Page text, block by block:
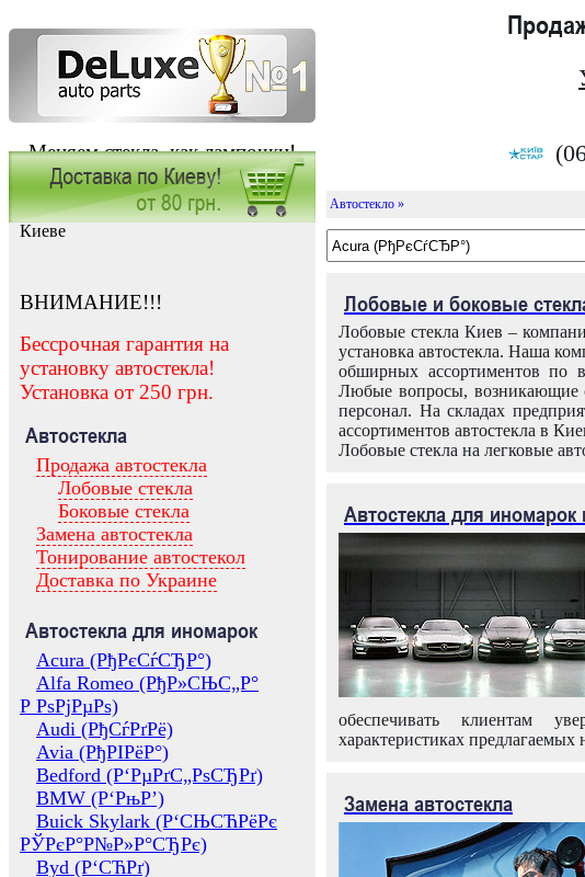
Меняем стекла, как лампочки!
Заказать установку автостекла в
Киеве
ВНИМАНИЕ!!!
Бессрочная гарантия на
установку автостекла!
Установка от 250 грн.
Автостекла
Продажа автостекла
Лобовые стекла
Боковые стекла
Замена автостекла
Тонирование автостекол
Доставка по Украине
Автостекла для иномарок
Acura (РђРєСѓСЂР°)
Alfa Romeo (РђР»СЊС„Р°
Р РѕРјРµРѕ)
Audi (РђСѓРґРё)
Avia (РђРІРёР°)
Bedford (Р‘РµРґС„РѕСЂРґ)
BMW (Р‘РњР’)
Buick Skylark (Р‘СЊСЋРёРє
РЎРєР°Р№Р»Р°СЂРє)
Byd (Р‘СЋРґ)
Автостекло »
Лобовые и боковые
Лобовые стекла Киев –
установка автостекла. Наша
обширных ассортиментов по
Любые вопросы, возникающие
персонал. На складах
ассортиментов автостекла в
Лобовые стекла на легковые
Автостекла для
обеспечивать клиентам
характеристиках предлагаемых
Замена автостекла